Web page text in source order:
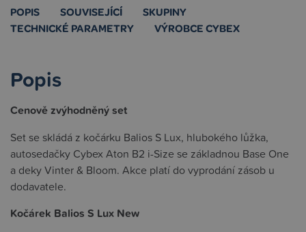
POPIS SOUVISEJÍCÍ
SKUPINY
TECHNICKÉ PARAMETRY
VÝROBCE CYBEX
Popis
Cenově zvýhodněný set
Set se skládá z kočárku Balios S Lux, hlubokého lůžka,
autosedačky Cybex Aton B2 i-Size se základnou Base One
a deky Vinter & Bloom. Akce platí do vyprodání zásob u
dodavatele.
Kočárek Balios S Lux New